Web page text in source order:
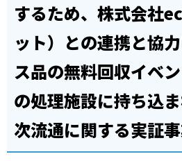
するため、株式会社
ット）との連携と協
ス品の無料回収イベ
の処理施設に持ち込
次流通に関する実証事